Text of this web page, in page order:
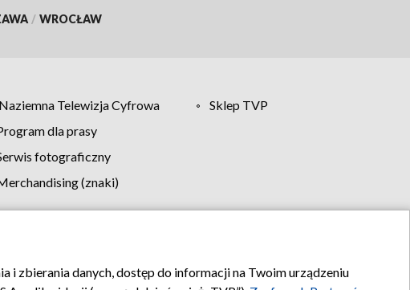
/ WROCŁAW
Naziemna Telewizja Cyfrowa
Sklep TVP
dla prasy
fotograficzny
(znaki)
Biuro reklamy Kontakt
i zbierania danych, dostęp do informacji na Twoim urządzeniu